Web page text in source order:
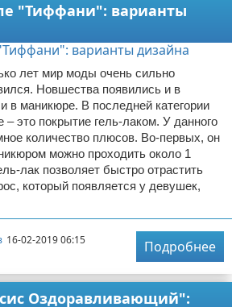
"Тиффани": варианты
лет мир моды очень сильно
Новшества появились и в
в маникюре. В последней категории
– это покрытие гель-лаком. У данного
количество плюсов. Во-первых, он
можно проходить около 1
лак позволяет быстро отрастить
который появляется у девушек,
16-02-2019 06:15
Подробнее
Оздоравливающий":